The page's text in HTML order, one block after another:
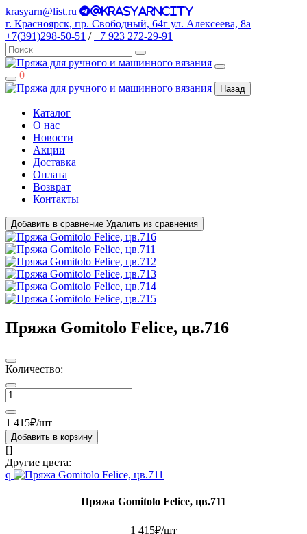
krasyarn@list.ru @krasyarncity
г. Красноярск, пр. Свободный, 64г ул. Алексеева, 8а
+7(391)298-50-51 / +7 923 272-29-91
0
Назад
Каталог
О нас
Новости
Акции
Доставка
Оплата
Возврат
Контакты
Добавить в сравнение Удалить из сравнения
Пряжа Gomitolo Felice, цв.716
Количество:
1 415₽/шт
Добавить в корзину
[]
Другие цвета:
q
Пряжа Gomitolo Felice, цв.711
1 415₽/шт